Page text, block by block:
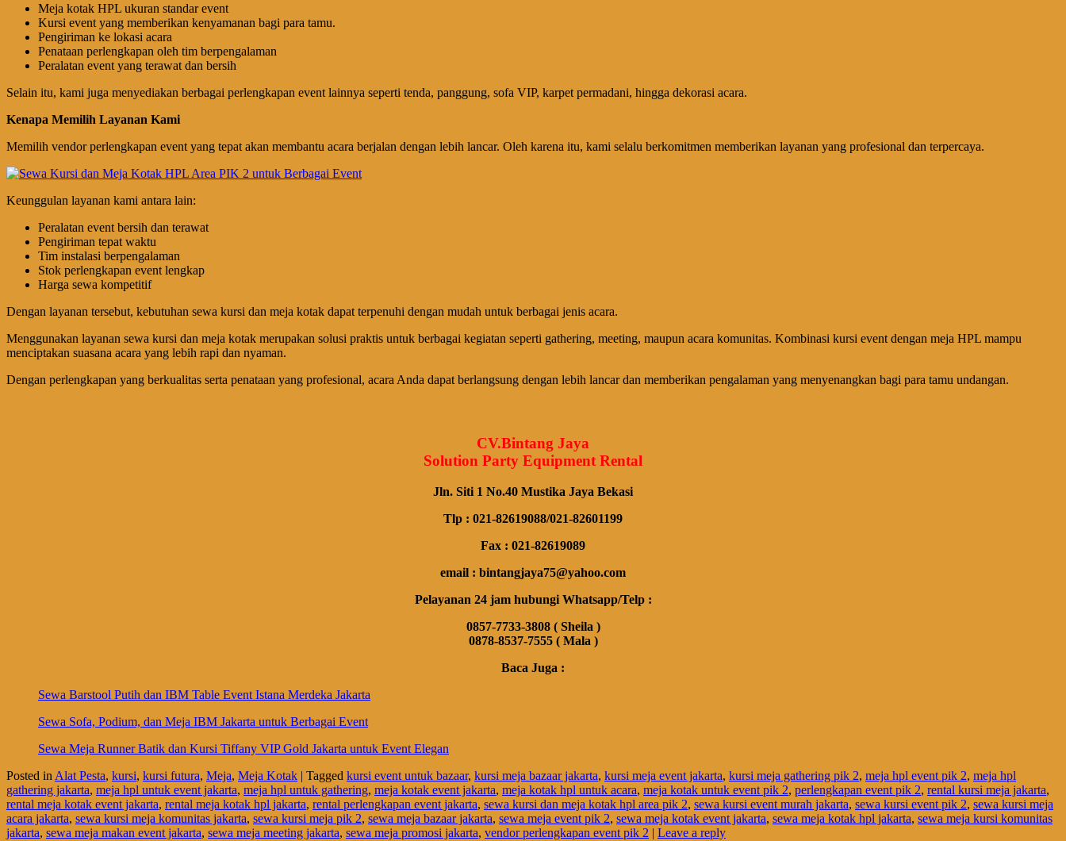
Meja kotak HPL ukuran standar event
Kursi event yang memberikan kenyamanan bagi para tamu.
Pengiriman ke lokasi acara
Penataan perlengkapan oleh tim berpengalaman
Peralatan event yang terawat dan bersih
Selain itu, kami juga menyediakan berbagai perlengkapan event lainnya seperti tenda, panggung, sofa VIP, karpet permadani, hingga dekorasi acara.
Kenapa Memilih Layanan Kami
Memilih vendor perlengkapan event yang tepat akan membantu acara berjalan dengan lebih lancar. Oleh karena itu, kami selalu berkomitmen memberikan layanan yang profesional dan terpercaya.
Keunggulan layanan kami antara lain:
Peralatan event bersih dan terawat
Pengiriman tepat waktu
Tim instalasi berpengalaman
Stok perlengkapan event lengkap
Harga sewa kompetitif
Dengan layanan tersebut, kebutuhan sewa kursi dan meja kotak dapat terpenuhi dengan mudah untuk berbagai jenis acara.
Menggunakan layanan sewa kursi dan meja kotak merupakan solusi praktis untuk berbagai kegiatan seperti gathering, meeting, maupun acara komunitas. Kombinasi kursi event dengan meja HPL mampu
menciptakan suasana acara yang lebih rapi dan nyaman.
Dengan perlengkapan yang berkualitas serta penataan yang profesional, acara Anda dapat berlangsung dengan lebih lancar dan memberikan pengalaman yang menyenangkan bagi para tamu undangan.
CV.Bintang Jaya
Solution Party Equipment Rental
Jln. Siti 1 No.40 Mustika Jaya Bekasi
Tlp : 021-82619088/021-82601199
Fax : 021-82619089
email : bintangjaya75@yahoo.com
Pelayanan 24 jam hubungi Whatsapp/Telp :
0857-7733-3808 ( Sheila )
0878-8537-7555 ( Mala )
Baca Juga :
Sewa Barstool Putih dan IBM Table Event Istana Merdeka Jakarta
Sewa Sofa, Podium, dan Meja IBM Jakarta untuk Berbagai Event
Sewa Meja Runner Batik dan Kursi Tiffany VIP Gold Jakarta untuk Event Elegan
Posted in Alat Pesta, kursi, kursi futura, Meja, Meja Kotak | Tagged kursi event untuk bazaar, kursi meja bazaar jakarta, kursi meja event jakarta, kursi meja gathering pik 2, meja hpl event pik 2, meja hpl
gathering jakarta, meja hpl untuk event jakarta, meja hpl untuk gathering, meja kotak event jakarta, meja kotak hpl untuk acara, meja kotak untuk event pik 2, perlengkapan event pik 2, rental kursi meja jakarta,
rental meja kotak event jakarta, rental meja kotak hpl jakarta, rental perlengkapan event jakarta, sewa kursi dan meja kotak hpl area pik 2, sewa kursi event murah jakarta, sewa kursi event pik 2, sewa kursi meja
acara jakarta, sewa kursi meja komunitas jakarta, sewa kursi meja pik 2, sewa meja bazaar jakarta, sewa meja event pik 2, sewa meja kotak event jakarta, sewa meja kotak hpl jakarta, sewa meja kursi komunitas
jakarta, sewa meja makan event jakarta, sewa meja meeting jakarta, sewa meja promosi jakarta, vendor perlengkapan event pik 2 | Leave a reply